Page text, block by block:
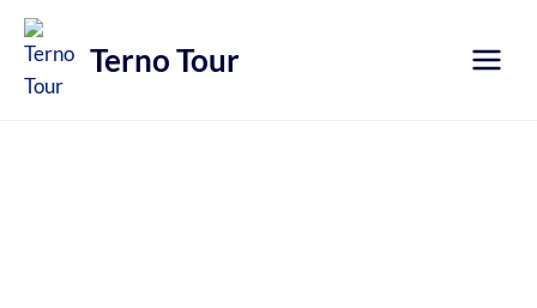
Přeskočit
obsah
Terno Tour